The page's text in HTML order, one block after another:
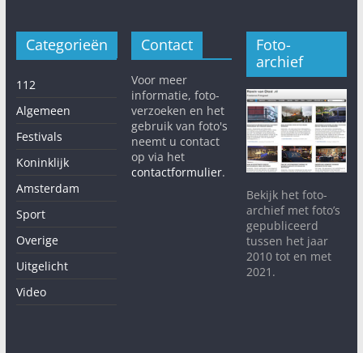
Categorieën
112
Algemeen
Festivals
Koninklijk
Amsterdam
Sport
Overige
Uitgelicht
Video
Contact
Voor meer
informatie, foto-
verzoeken en het
gebruik van foto's
neemt u contact
op via het
contactformulier.
Foto-
archief
Bekijk het foto-
archief met foto’s
gepubliceerd
tussen het jaar
2010 tot en met
2021.